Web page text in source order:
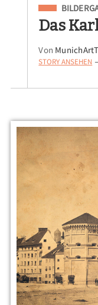
Eingeordnet
Das
Von
STORY ANSEHEN